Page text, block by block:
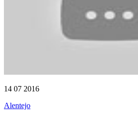
14 07 2016
Alentejo